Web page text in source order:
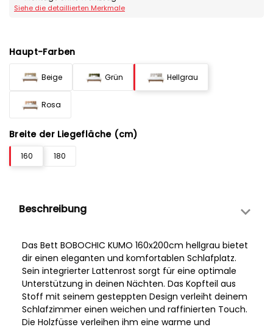
Siehe die detaillierten Merkmale
Haupt-Farben
Beige Grün Hellgrau
Rosa
Breite der Liegefläche (cm)
160 180
Beschreibung
Das Bett BOBOCHIC KUMO 160x200cm hellgrau bietet
dir einen eleganten und komfortablen Schlafplatz.
Sein integrierter Lattenrost sorgt für eine optimale
Unterstützung in deinen Nächten. Das Kopfteil aus
Stoff mit seinem gesteppten Design verleiht deinem
Schlafzimmer einen weichen und raffinierten Touch.
Die Holzfüsse verleihen ihm eine warme und